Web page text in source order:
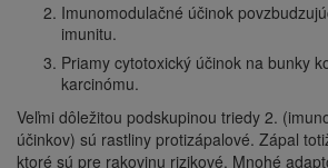
Imunomodulačné účinok
imunitu.
Priamy cytotoxický účinok na bunky
karcinómu.
Veľmi dôležitou podskupinou triedy 2.
účinkov) sú rastliny protizápalové. Zápal
ktoré sú pre rakovinu rizikové. Mnohé